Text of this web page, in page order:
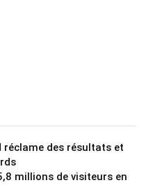
réclame des résultats et
millions de visiteurs en